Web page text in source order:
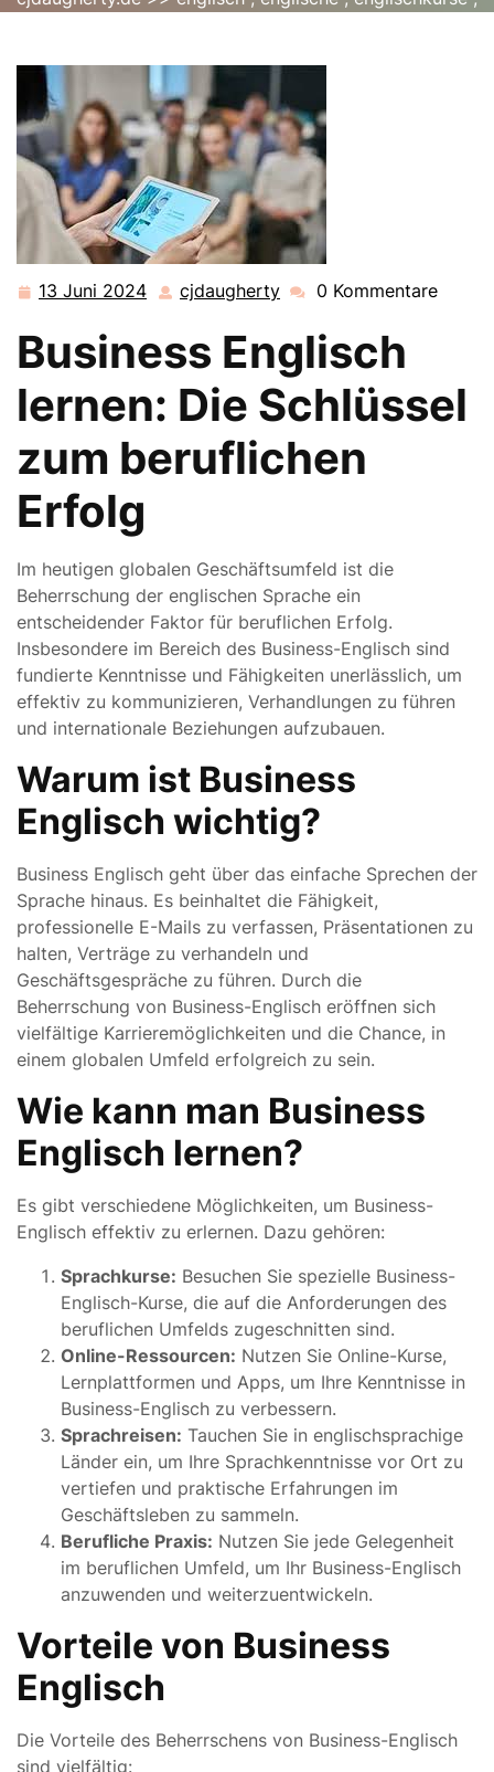
13 Juni 2024 13
2024
cjdaugherty cjdaugherty
0 Kommentare
Business Englisch
lernen: Die Schlüssel
zum beruflichen
Erfolg
Im heutigen globalen Geschäftsumfeld ist die
Beherrschung der englischen Sprache ein
entscheidender Faktor für beruflichen Erfolg.
Insbesondere im Bereich des Business-Englisch sind
fundierte Kenntnisse und Fähigkeiten unerlässlich, um
effektiv zu kommunizieren, Verhandlungen zu führen
und internationale Beziehungen aufzubauen.
Warum ist Business
Englisch wichtig?
Business Englisch geht über das einfache Sprechen der
Sprache hinaus. Es beinhaltet die Fähigkeit,
professionelle E-Mails zu verfassen, Präsentationen zu
halten, Verträge zu verhandeln und
Geschäftsgespräche zu führen. Durch die
Beherrschung von Business-Englisch eröffnen sich
vielfältige Karrieremöglichkeiten und die Chance, in
einem globalen Umfeld erfolgreich zu sein.
Wie kann man Business
Englisch lernen?
Es gibt verschiedene Möglichkeiten, um Business-
Englisch effektiv zu erlernen. Dazu gehören:
Sprachkurse: Besuchen Sie spezielle Business-
Englisch-Kurse, die auf die Anforderungen des
beruflichen Umfelds zugeschnitten sind.
Online-Ressourcen: Nutzen Sie Online-Kurse,
Lernplattformen und Apps, um Ihre Kenntnisse in
Business-Englisch zu verbessern.
Sprachreisen: Tauchen Sie in englischsprachige
Länder ein, um Ihre Sprachkenntnisse vor Ort zu
vertiefen und praktische Erfahrungen im
Geschäftsleben zu sammeln.
Berufliche Praxis: Nutzen Sie jede Gelegenheit
im beruflichen Umfeld, um Ihr Business-Englisch
anzuwenden und weiterzuentwickeln.
Vorteile von Business
Englisch
Die Vorteile des Beherrschens von Business-Englisch
sind vielfältig: